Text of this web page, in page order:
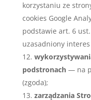
korzystaniu ze
cookies Google
podstawie art. 6
uzasadniony
podstronach — na
(zgoda);
zarządzania